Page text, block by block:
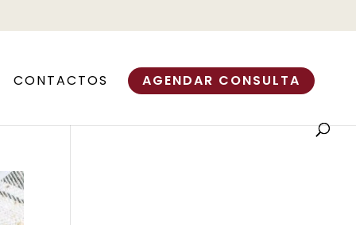
CONTACTOS AGENDAR CONSULTA